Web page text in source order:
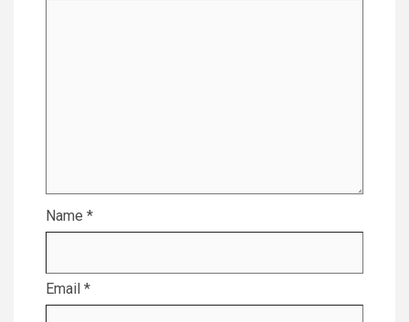
Name *
Email *